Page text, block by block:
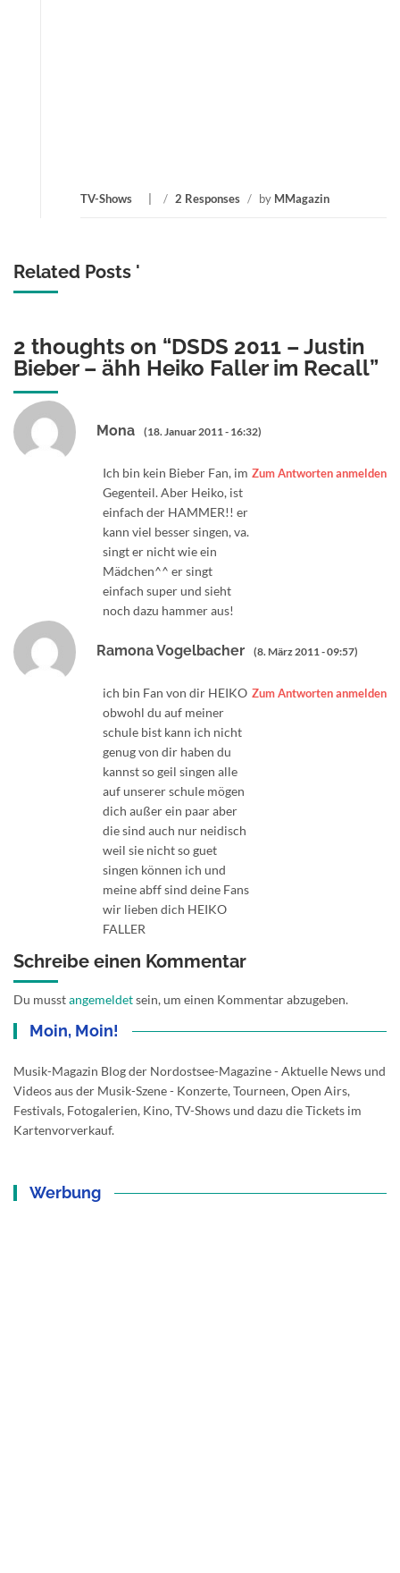
TV-Shows / 2 Responses / by MMagazin
Related Posts '
2 thoughts on “DSDS 2011 – Justin
Bieber – ähh Heiko Faller im Recall”
Mona (18. Januar 2011 - 16:32)
Zum Antworten anmelden
Ich bin kein Bieber Fan, im
Gegenteil. Aber Heiko, ist
einfach der HAMMER!! er
kann viel besser singen, va.
singt er nicht wie ein
Mädchen^^ er singt
einfach super und sieht
noch dazu hammer aus!
Ramona Vogelbacher (8. März 2011 - 09:57)
Zum Antworten anmelden
ich bin Fan von dir HEIKO
obwohl du auf meiner
schule bist kann ich nicht
genug von dir haben du
kannst so geil singen alle
auf unserer schule mögen
dich außer ein paar aber
die sind auch nur neidisch
weil sie nicht so guet
singen können ich und
meine abff sind deine Fans
wir lieben dich HEIKO
FALLER
Schreibe einen Kommentar
Du musstangemeldetsein, um einen Kommentar abzugeben.
Moin, Moin!
Musik-Magazin Blog der Nordostsee-Magazine - Aktuelle News und
Videos aus der Musik-Szene - Konzerte, Tourneen, Open Airs,
Festivals, Fotogalerien, Kino, TV-Shows und dazu die Tickets im
Kartenvorverkauf.
Werbung